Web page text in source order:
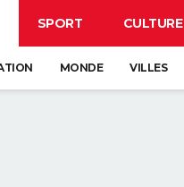
SPORT CULTURE
MONDE VILLES